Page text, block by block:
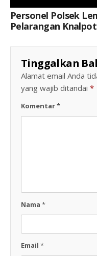
Personel Polsek
Pelarangan
Tinggalkan
Alamat email Anda
yang wajib ditandai *
Komentar*
Nama *
Email *